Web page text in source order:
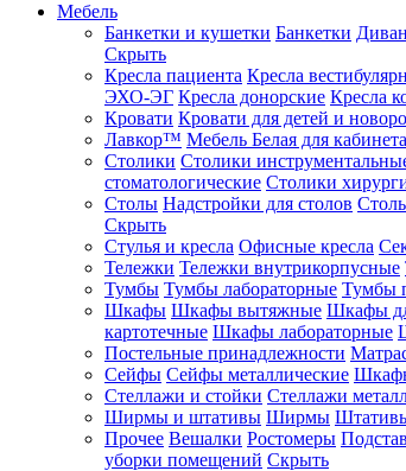
Мебель
Банкетки и кушетки Банкетки
Скрыть
Кресла пациента Кресла
ЭХО-ЭГ Кресла донорские Кресла
Кровати Кровати для детей и
Лавкор™ Мебель Белая для кабинета
Столики Столики
стоматологические Столики
Столы Надстройки для столов
Скрыть
Стулья и кресла Офисные кресла
Тележки Тележки внутрикорпусные
Тумбы Тумбы лабораторные Тумбы
Шкафы Шкафы вытяжные Шкафы
картотечные Шкафы лабораторные
Постельные принадлежности
Сейфы Сейфы металлические
Стеллажи и стойки Стеллажи
Ширмы и штативы Ширмы
Прочее Вешалки Ростомеры
уборки помещений Скрыть